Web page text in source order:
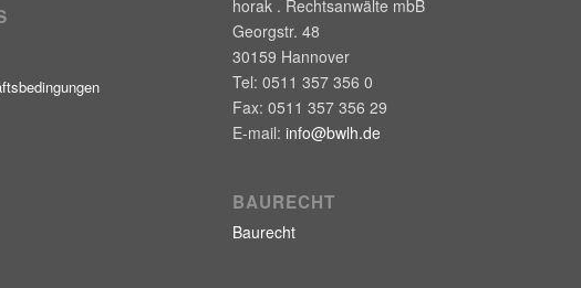
horak . Rechtsanwälte mbB
Georgstr. 48
30159 Hannover
Tel: 0511 357 356 0
Fax: 0511 357 356 29
E-mail: info@bwlh.de
BAURECHT
Baurecht